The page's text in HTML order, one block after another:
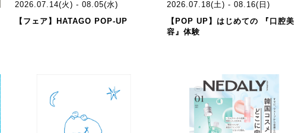
2026.07.14(火) - 08.05(水)
【フェア】HATAGO POP-UP
2026.07.18(土) - 08.16(日)
【POP UP】はじめての 『口腔美
容』体験